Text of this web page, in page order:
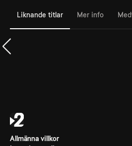
Liknande titlar Mer info
Allmänna villkor